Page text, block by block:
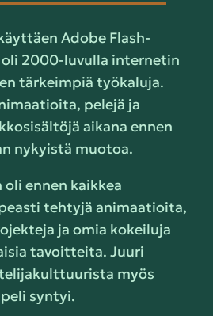
Adobe Flash-
2000-luvulla internetin
tärkeimpiä työkaluja.
pelejä ja
aikana ennen
nykyistä muotoa.
oli ennen kaikkea
tehtyjä animaatioita,
ja omia kokeiluja
tavoitteita. Juuri
myös
syntyi.